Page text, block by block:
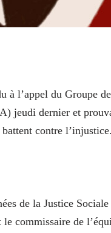
à l’appel du Groupe
jeudi dernier et
contre l’injustice.
de la Justice Sociale
commissaire de